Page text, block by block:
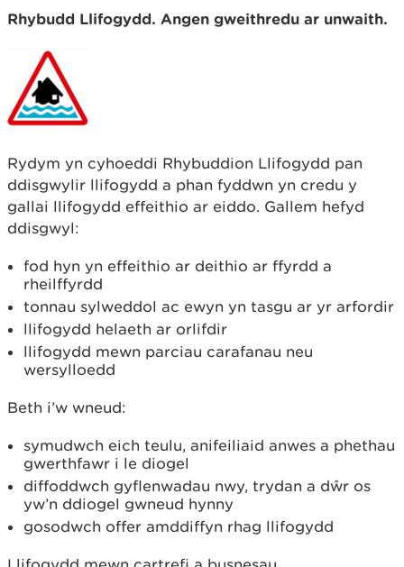
Rhybudd Llifogydd. Angen gweithredu ar unwaith.
Rydym yn cyhoeddi Rhybuddion Llifogydd pan
ddisgwylir llifogydd a phan fyddwn yn credu y
gallai llifogydd effeithio ar eiddo. Gallem hefyd
ddisgwyl:
fod hyn yn effeithio ar deithio ar ffyrdd a
rheilffyrdd
tonnau sylweddol ac ewyn yn tasgu ar yr arfordir
llifogydd helaeth ar orlifdir
llifogydd mewn parciau carafanau neu
wersylloedd
Beth i’w wneud:
symudwch eich teulu, anifeiliaid anwes a phethau
gwerthfawr i le diogel
diffoddwch gyflenwadau nwy, trydan a dŵr os
yw’n ddiogel gwneud hynny
gosodwch offer amddiffyn rhag llifogydd